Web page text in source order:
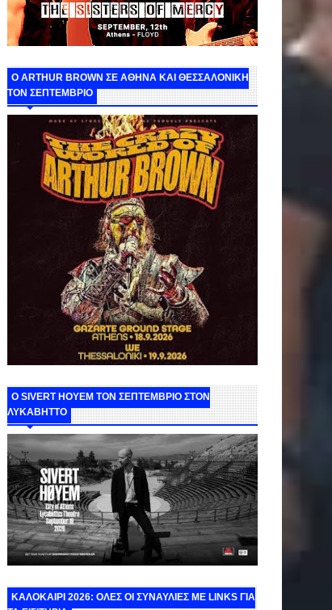
O ARTHUR BROWN ΣΕ ΑΘΗΝΑ ΚΑΙ ΘΕΣΣΑΛΟΝΙΚΗ
ΤΟΝ ΣΕΠΤΕΜΒΡΙΟ
Ο SIVERT HOYEM ΤΟΝ ΣΕΠΤΕΜΒΡΙΟ ΣΤΟΝ
ΛΥΚΑΒΗΤΤΟ
ΚΑΛΟΚΑΙΡΙ 2026: ΟΛΕΣ ΟΙ ΣΥΝΑΥΛΙΕΣ ΜΕ LINKS ΓΙΑ